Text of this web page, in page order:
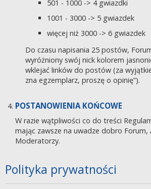
501 - 1000 -> 4 gwiazdki
1001 - 3000 -> 5 gwiazdek
więcej niż 3000 -> 6 gwiazdek
Do czasu napisania 25 postów,
wyróżniony swój nick kolorem
wklejać linków do postów (za
zna egzemplarz, proszę o opinię”).
POSTANOWIENIA KOŃCOWE
W razie wątpliwości co do treści
mając zawsze na uwadze dobro
Moderatorzy.
Polityka prywatności